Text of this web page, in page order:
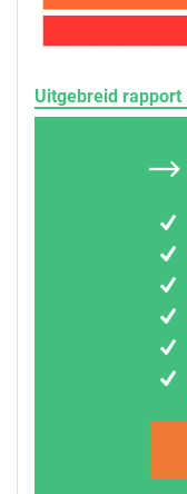
Uitgebreid rapport